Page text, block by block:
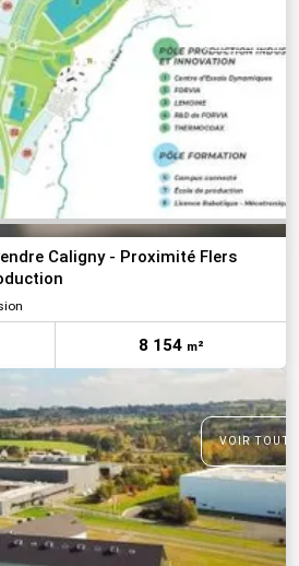
Caligny - Proximité Flers
8 154 m²
VOIR